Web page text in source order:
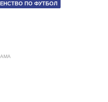
ПО ФУТБОЛ